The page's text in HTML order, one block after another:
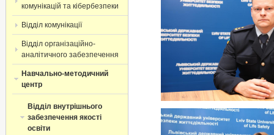
комунікацій та кібербезпеки
Відділ комунікації
Відділ організаційно-
аналітичного забезпечення
Навчально-методичний
центр
Відділ внутрішнього
забезпечення якості
освіти